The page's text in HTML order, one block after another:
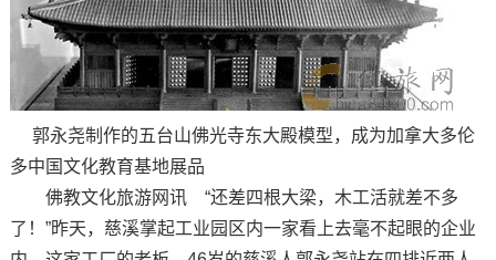
郭永尧制作的五台山佛光寺东大殿模型，成为加拿大多伦
多中国文化教育基地展品
佛教文化旅游网讯 “还差四根大梁，木工活就差不多
了！”昨天，慈溪掌起工业园区内一家看上去毫不起眼的企业